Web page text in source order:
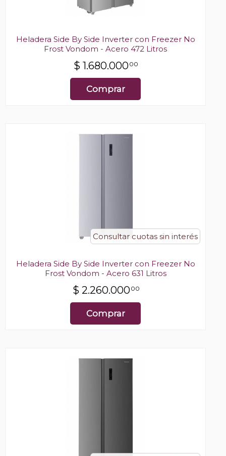
Heladera Side By Side Inverter con Freezer No
Frost Vondom - Acero 472 Litros
$ 1.680.00000
Comprar
Consultar cuotas sin interés
Heladera Side By Side Inverter con Freezer No
Frost Vondom - Acero 631 Litros
$ 2.260.00000
Comprar